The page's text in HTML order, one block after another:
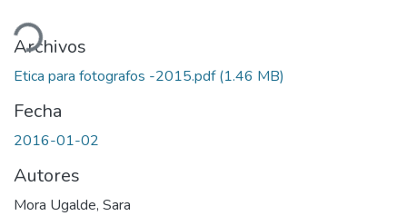
Archivos
Etica para fotografos -2015.pdf(1.46 MB)
Fecha
2016-01-02
Autores
Mora Ugalde, Sara